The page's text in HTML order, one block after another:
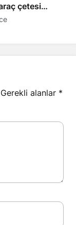
çetesi
24
Gerekli alanlar *